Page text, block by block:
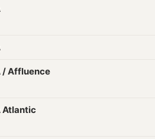
/ Affluence
Atlantic